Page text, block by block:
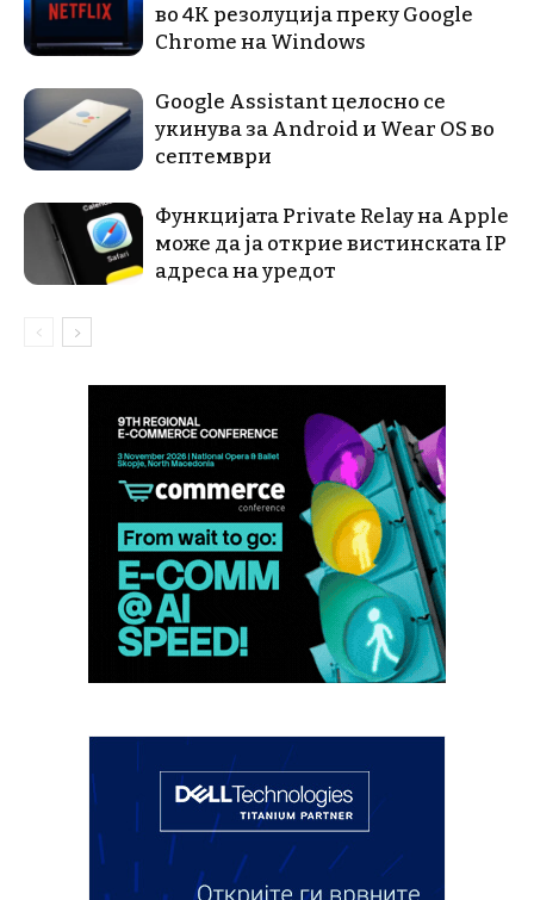
во 4K резолуција преку Google
Chrome на Windows
Google Assistant целосно се
укинува за Android и Wear OS во
септември
Функцијата Private Relay на Apple
може да ја открие вистинската IP
адреса на уредот